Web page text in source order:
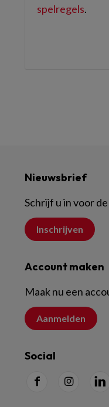
spelregels.
Nieuwsbrief
Schrijf u in voor
Inschrijven
Account maken
Maak nu een
Aanmelden
Social